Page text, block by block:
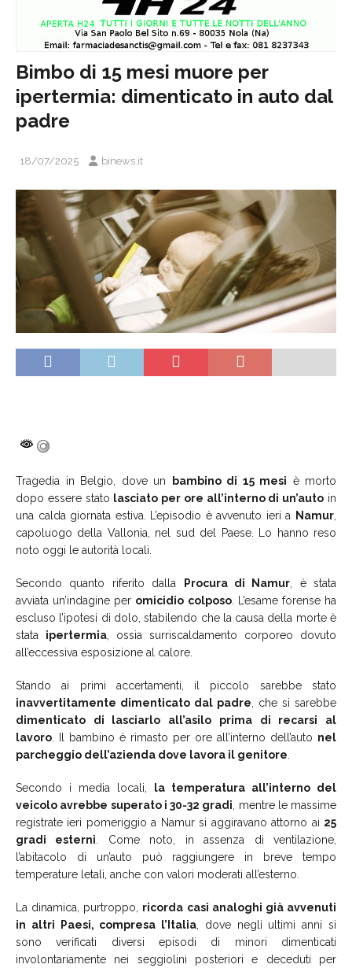
Bimbo di 15 mesi muore per
ipertermia: dimenticato in auto dal
padre
18/07/2025 binews.it
Tragedia in Belgio, dove un bambino di 15 mesi è morto
dopo essere stato lasciato per ore all’interno di un’auto in
una calda giornata estiva. L’episodio è avvenuto ieri a Namur
capoluogo della Vallonia, nel sud del Paese. Lo hanno reso
noto oggi le autorità locali.
Secondo quanto riferito dalla Procura di Namur , è stata
avviata un’indagine per omicidio colposo. L’esame forense ha
escluso l’ipotesi di dolo, stabilendo che la causa della morte è
stata ipertermia , ossia surriscaldamento corporeo dovuto
all’eccessiva esposizione al calore.
Stando ai primi accertamenti, il piccolo sarebbe stato
inavvertitamente dimenticato dal padre , che si sarebbe
dimenticato di lasciarlo all’asilo prima di recarsi al
lavoro . Il bambino è rimasto per ore all’interno dell’auto nel
parcheggio dell’azienda dove lavora il genitore
Secondo i media locali,
la temperatura all’interno del
veicolo avrebbe superato i 30-32 gradi , mentre le massime
registrate ieri pomeriggio a Namur si aggiravano attorno ai 25
gradi esterni . Come noto, in assenza di ventilazione,
l’abitacolo di un’auto può raggiungere in breve tempo
temperature letali, anche con valori moderati all’esterno.
La dinamica, purtroppo, ricorda casi analoghi già avvenuti
in altri Paesi, compresa l’Italia , dove negli ultimi anni si
sono verificati diversi episodi di minori dimenticati
involontariamente nei seggiolini posteriori e deceduti per